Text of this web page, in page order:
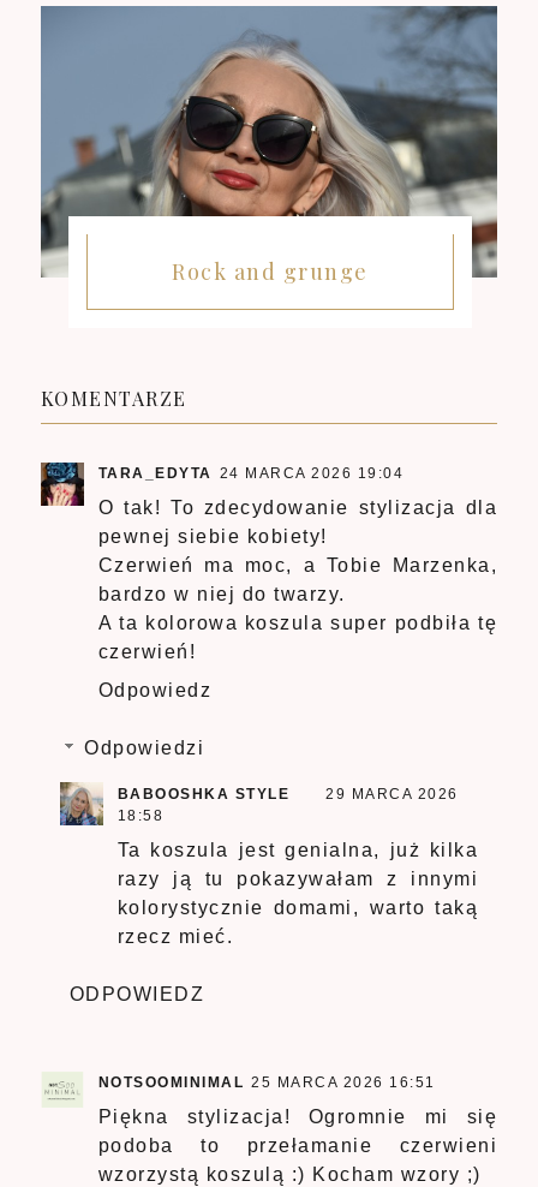
Rock and grunge
KOMENTARZE
TARA_EDYTA 24 MARCA 2026 19:04
O tak! To zdecydowanie stylizacja dla
pewnej siebie kobiety!
Czerwień ma moc, a Tobie Marzenka,
bardzo w niej do twarzy.
A ta kolorowa koszula super podbiła tę
czerwień!
Odpowiedz
Odpowiedzi
BABOOSHKA STYLE
29 MARCA 2026
18:58
Ta koszula jest genialna, już kilka
razy ją tu pokazywałam z innymi
kolorystycznie domami, warto taką
rzecz mieć.
ODPOWIEDZ
NOTSOOMINIMAL 25 MARCA 2026 16:51
Piękna stylizacja! Ogromnie mi się
podoba to przełamanie czerwieni
wzorzystą koszulą :) Kocham wzory ;)